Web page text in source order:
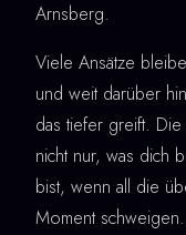
Arnsberg.
Viele Ansätze
und weit darüber
das tiefer greift.
nicht nur, was dich
bist, wenn all die
Moment